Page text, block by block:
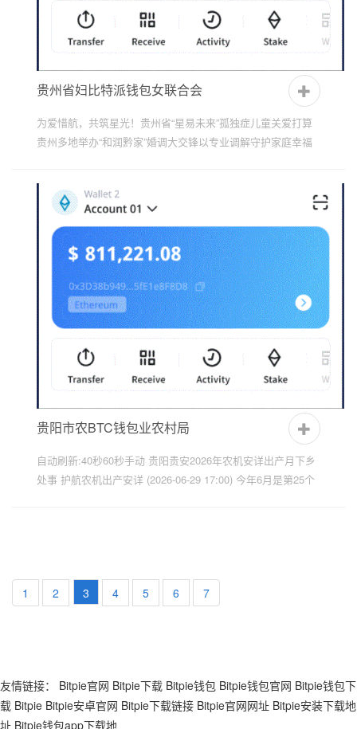
贵州省妇比特派钱包女联合会
为爱惜航，共筑星光！贵州省“星易未来”孤独症儿童关爱打算
贵州多地举办“和润黔家”婚调大交锋以专业调解守护家庭幸福
贵阳市农BTC钱包业农村局
自动刷新:40秒60秒手动 贵阳贵安2026年农机安详出产月下乡
处事 护航农机出产安详 (2026-06-29 17:00) 今年6月是第25个
1 2 3 4 5 6 7
友情链接： Bitpie官网 Bitpie下载 Bitpie钱包 Bitpie钱包官网 Bitpie钱包下
载 Bitpie Bitpie安卓官网 Bitpie下载链接 Bitpie官网网址 Bitpie安装下载地
址 Bitpie钱包app下载地